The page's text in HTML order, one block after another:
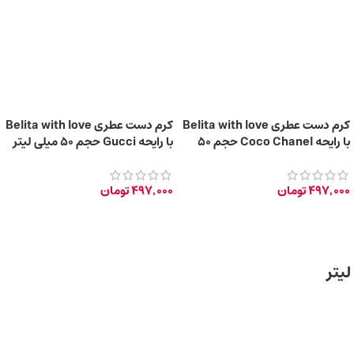
کرم دست عطری Belita with love
با رایحه Coco Chanel حجم 50
497,000تومان
کرم دست عطری Belita with love
با رایحه Gucci حجم 50 میلی‌ لیتر
497,000تومان